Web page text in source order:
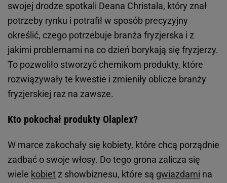
swojej drodze spotkali Deana Christala, który znał
potrzeby rynku i potrafił w sposób precyzyjny
określić, czego potrzebuje branża fryzjerska i z
jakimi problemami na co dzień borykają się fryzjerzy.
To pozwoliło stworzyć chemikom produkty, które
rozwiązywały te kwestie i zmieniły oblicze branży
fryzjerskiej raz na zawsze.
Kto pokochał produkty Olaplex?
W marce zakochały się kobiety, które chcą porządnie
zadbać o swoje włosy. Do tego grona zalicza się
wiele kobiet z showbiznesu, które są gwiazdami na